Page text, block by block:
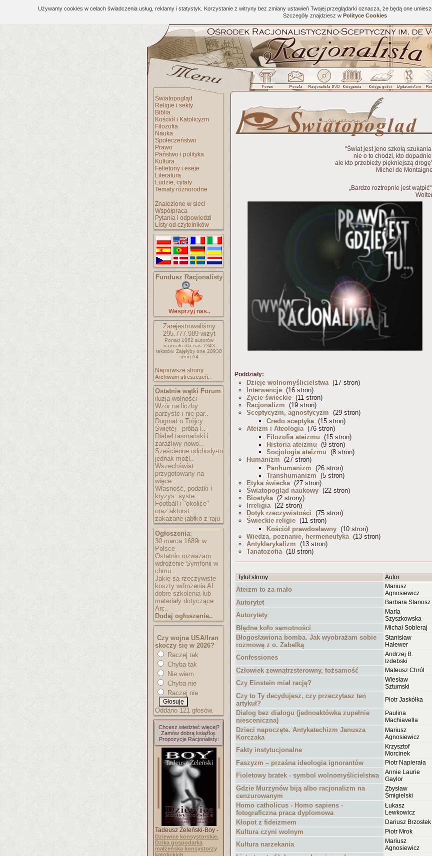
Używamy cookies w celach świadczenia usług, reklamy i statystyk. Korzystanie z witryny bez zmiany ustawień Twojej przeglądarki oznacza, że będą one
Szczegóły znajdziesz w Polityce Cookies
Światopogląd
Religie i sekty
Biblia
Kościół i Katolicyzm
Filozofia
Nauka
Społeczeństwo
Prawo
Państwo i polityka
Kultura
Felietony i eseje
Literatura
Ludzie, cytaty
Tematy różnorodne
Znalezione w sieci
Współpraca
Pytania i odpowiedzi
Listy od czytelników
Fundusz Racjonalisty
Wesprzyj nas..
Zarejestrowaliśmy
295.777.989wizyt
Ponad 1062 autorów
napisało dla nas 7343
tekstów. Zajęłyby one 28930
stron A4
Najnowsze strony..
Archiwum streszczeń..
Ostatnie wątki Forum:
iluzja wolności
Wzór na liczby
parzyste i nie par..
Dogmat o Trójcy
Świętej - próba l..
Diabeł tasmański i
zaraźliwy nowo..
Sześcienne odchody-to
jednak możl..
Wszechświat
przygotowany na
więce..
Własność, podatki i
kryzys: syste..
Football i "okolice"
oraz aktorst..
zakazane jabłko z raju
Ogłoszenia:
30 marca 1689r w
Polsce
Ostatnio rozważam
wdrożenie Symfonii w
chmu..
Jakie są rzeczywiste
koszty wdrożenia AI
dobre szkolenia lub
materiały dotyczące
Arc..
Dodaj ogłoszenie..
Czy wojna USA/Iran
skoczy się w 2026?
Raczej tak
Chyba tak
Nie wiem
Chyba nie
Raczej nie
Oddano 121 głosów.
Chcesz wiedzieć więcej?
Zamów dobrą książkę.
Propozycje Racjonalisty:
Tadeusz Żeleński-Boy -
Dziewice konsystorskie.
Dzika gospodarka
małżeńska konsystorzy
katolickich
"Świat jest jeno szkołą
nie o to chodzi, kto
ale kto przebieży piękniejszą
Michel de Montaigne
„Bardzo roztropnie jest
Poddziały:
Dzieje wolnomyślicielstwa(17 stron)
Interwencje (16 stron)
Życie świeckie (11 stron)
Racjonalizm (19 stron)
Sceptycyzm, agnostycyzm (29 stron)
Credo sceptyka(15 stron)
Ateizm i Ateologia(76 stron)
Filozofia ateizmu (15 stron)
Historia ateizmu (9 stron)
Socjologia ateizmu (8 stron)
Humanizm (27 stron)
Panhumanizm (26 stron)
Transhumanizm (5 stron)
Etyka świecka(27 stron)
Światopogląd naukowy (22 stron)
Bioetyka(2 strony)
Irreligia(22 stron)
Dotyk rzeczywistości (75 stron)
Świeckie religie (11 stron)
Kościół prawdosławny (10 stron)
Wiedza, poznanie, hermeneutyka(13 stron)
Antyklerykalizm (13 stron)
Tanatozofia(18 stron)
Tytuł strony Autor
Ateizm to za mało
Mariusz
Agnosiewicz
Autorytet Barbara Stanosz
Autorytety
Maria
Szyszkowska
Błędne koło samotności Michał Sobieraj
Błogosławiona bomba. Jak wyobrażam sobie
rozmowę z o. Zabelką
Stanisław
Hałewer
Confessiones
Andrzej B.
Izdebski
Człowiek zewnątrzsterowny, tożsamość Mateusz Chról
Czy Einstein miał rację?
Wiesław
Sztumski
Czy to Ty decydujesz, czy przeczytasz ten
artykuł?
Piotr Jaskółka
Dialog bez dialogu (jednoaktówka zupełnie
niesceniczna)
Paulina
Machiavella
Dzieci napoczęte. Antykatechizm Janusza
Korczaka
Mariusz
Agnosiewicz
Fakty instytucjonalne
Krzysztof
Morcinek
Faszyzm – przaśna ideologia ignorantów Piotr Napierała
Fioletowy bratek - symbol wolnomyślicielstwa
Annie Laurie
Gaylor
Gdzie Murzynów biją albo racjonalizm na
cenzurowanym
Zbysław
Śmigielski
Homo catholicus - Homo sapiens -
fotograficzna praca dyplomowa
Łukasz
Lewkowicz
Kłopot z fideizmem Dariusz Brzostek
Kultura czyni wolnym Piotr Mrok
Kultura narzekania
Mariusz
Agnosiewicz